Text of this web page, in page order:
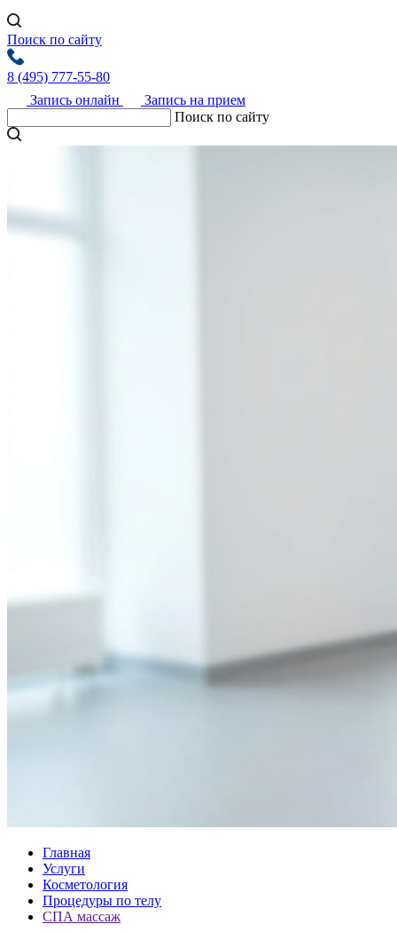
Поиск по сайту
8 (495) 777-55-80
Запись онлайн
Запись на прием
Поиск по сайту
Главная
Услуги
Косметология
Процедуры по телу
СПА массаж